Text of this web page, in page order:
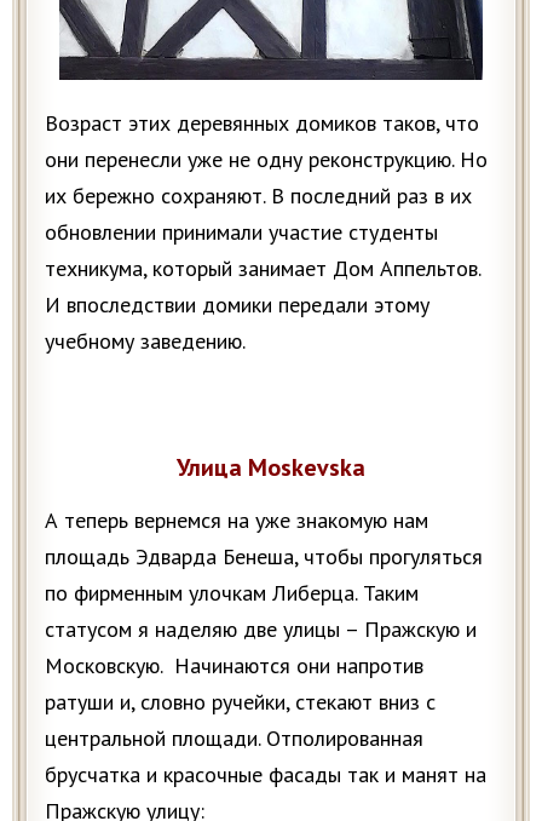
Возраст этих деревянных домиков таков, что
они перенесли уже не одну реконструкцию. Но
их бережно сохраняют. В последний раз в их
обновлении принимали участие студенты
техникума, который занимает Дом Аппельтов.
И впоследствии домики передали этому
учебному заведению.
Улица Moskevska
А теперь вернемся на уже знакомую нам
площадь Эдварда Бенеша, чтобы прогуляться
по фиpменным улочкам Либерца. Таким
статусом я наделяю две улицы – Пражскую и
Московскую. Начинаются они напротив
ратуши и, словно ручейки, стекают вниз с
центральной площади. Отполированная
брусчатка и красочные фасады так и манят на
Пражскую улицу: